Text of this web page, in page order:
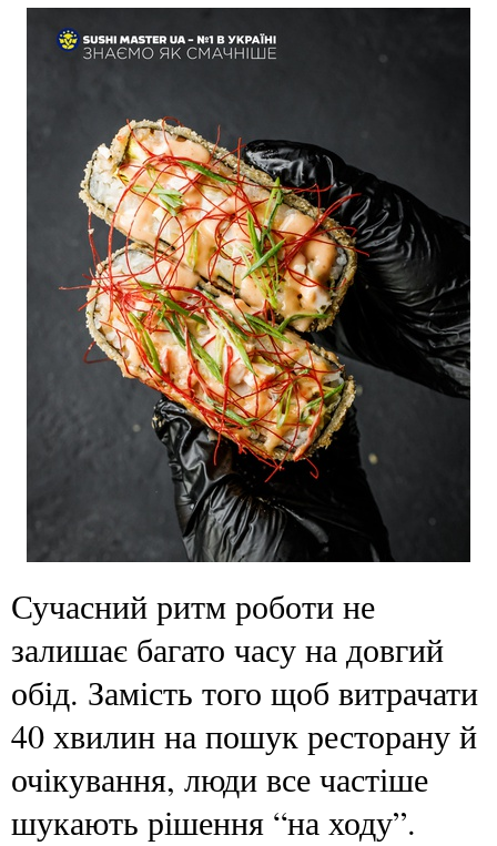
Сучасний ритм роботи не
залишає багато часу на довгий
обід. Замість того щоб витрачати
40 хвилин на пошук ресторану й
очікування, люди все частіше
шукають рішення “на ходу”.